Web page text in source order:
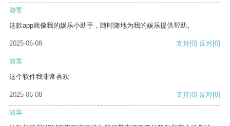
游客
这款app就像我的娱乐小助手，随时随地为我的娱乐提供帮助。
2025-06-08 支持[0] 反对[0]
游客
这个软件我非常喜欢
2025-06-08 支持[0] 反对[0]
游客